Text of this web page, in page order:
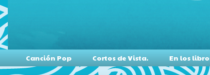
Canción Pop Cortos de Vista. En los